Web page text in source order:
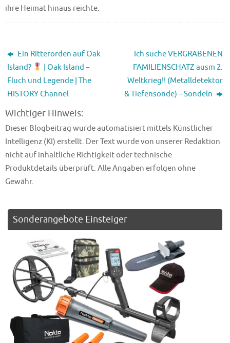
ihre Heimat hinaus reichte.
Ein Ritterorden auf Oak
Island?
| Oak Island –
Fluch und Legende | The
HISTORY Channel
Ich suche VERGRABENEN
FAMILIENSCHATZ ausm 2.
Weltkrieg!! (Metalldetektor
& Tiefensonde) – Sondeln
Wichtiger Hinweis:
Dieser Blogbeitrag wurde automatisiert mittels Künstlicher
Intelligenz (KI) erstellt. Der Text wurde von unserer Redaktion
nicht auf inhaltliche Richtigkeit oder technische
Produktdetails überprüft. Alle Angaben erfolgen ohne
Gewähr.
Sonderangebote Einsteiger